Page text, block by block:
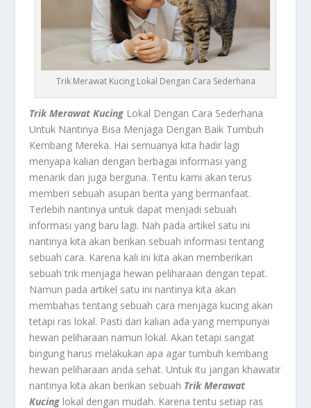
Trik Merawat Kucing Lokal Dengan Cara Sederhana
Trik Merawat Kucing Lokal Dengan Cara Sederhana
Untuk Nantinya Bisa Menjaga Dengan Baik Tumbuh
Kembang Mereka. Hai semuanya kita hadir lagi
menyapa kalian dengan berbagai informasi yang
menarik dan juga berguna. Tentu kami akan terus
memberi sebuah asupan berita yang bermanfaat.
Terlebih nantinya untuk dapat menjadi sebuah
informasi yang baru lagi. Nah pada artikel satu ini
nantinya kita akan berikan sebuah informasi tentang
sebuah cara. Karena kali ini kita akan memberikan
sebuah trik menjaga hewan peliharaan dengan tepat.
Namun pada artikel satu ini nantinya kita akan
membahas tentang sebuah cara menjaga kucing akan
tetapi ras lokal. Pasti dari kalian ada yang mempunyai
hewan peliharaan namun lokal. Akan tetapi sangat
bingung harus melakukan apa agar tumbuh kembang
hewan peliharaan anda sehat. Untuk itu jangan khawatir
nantinya kita akan berikan sebuah Trik Merawat
Kucing lokal dengan mudah. Karena tentu setiap ras